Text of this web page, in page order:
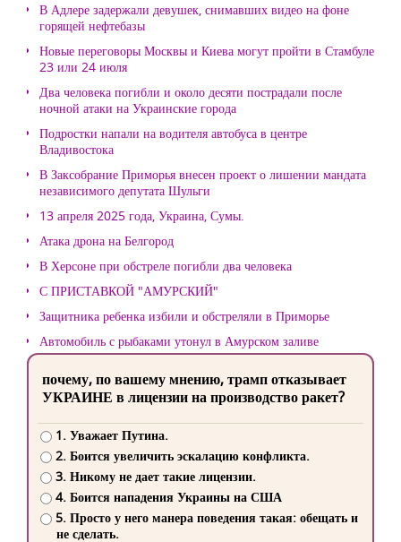
В Адлере задержали девушек, снимавших видео на фоне
горящей нефтебазы
Новые переговоры Москвы и Киева могут пройти в Стамбуле
23 или 24 июля
Два человека погибли и около десяти пострадали после
ночной атаки на Украинские города
Подростки напали на водителя автобуса в центре
Владивостока
В Заксобрание Приморья внесен проект о лишении мандата
независимого депутата Шульги
13 апреля 2025 года, Украина, Сумы.
Атака дрона на Белгород
В Херсоне при обстреле погибли два человека
С ПРИСТАВКОЙ "АМУРСКИЙ"
Защитника ребенка избили и обстреляли в Приморье
Автомобиль с рыбаками утонул в Амурском заливе
почему, по вашему мнению, трамп отказывает
УКРАИНЕ в лицензии на производство ракет?
1. Уважает Путина.
2. Боится увеличить эскалацию конфликта.
3. Никому не дает такие лицензии.
4. Боится нападения Украины на США
5. Просто у него манера поведения такая: обещать и
не сделать.